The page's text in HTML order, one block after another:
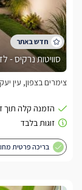
סוויטות נרקיס -
צימרים בצפון, עין
בריכה פרטית